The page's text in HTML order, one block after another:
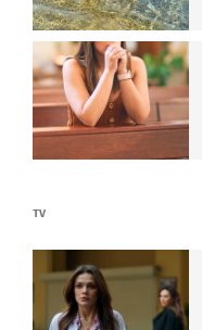
TV